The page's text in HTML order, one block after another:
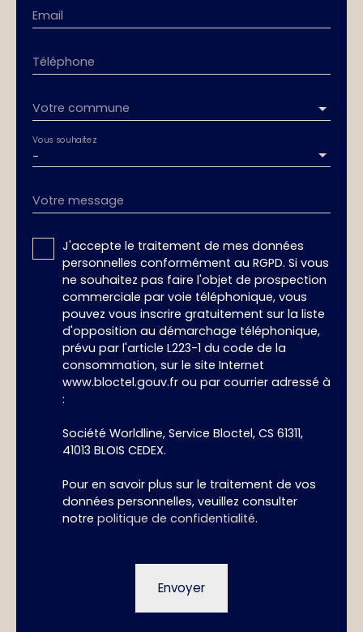
Email
Téléphone
Votre commune
-
Vous souhaitez
Votre message
J'accepte le traitement de mes données
personnelles conformément au RGPD. Si vous
ne souhaitez pas faire l'objet de prospection
commerciale par voie téléphonique, vous
pouvez vous inscrire gratuitement sur la liste
d'opposition au démarchage téléphonique,
prévu par l'article L223-1 du code de la
consommation, sur le site Internet
www.bloctel.gouv.fr ou par courrier adressé à
:
Société Worldline, Service Bloctel, CS 61311,
41013 BLOIS CEDEX.
Pour en savoir plus sur le traitement de vos
données personnelles, veuillez consulter
notre politique de confidentialité.
Envoyer